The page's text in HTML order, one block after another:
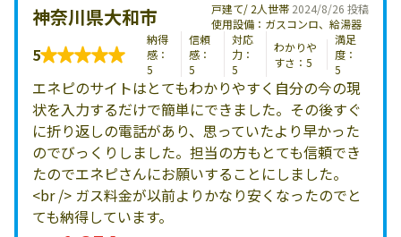
2024/8/26 投稿
神奈川県大和市
戸建て/ 2人世帯
使用設備：ガスコンロ、給湯器
5
納得
感：
5
信頼
感：
5
対応
力：
5
わかりや
すさ：5
満足
度：
5
エネピのサイトはとてもわかりやすく自分の今の現
状を入力するだけで簡単にできました。その後すぐ
に折り返しの電話があり、思っていたより早かった
のでびっくりしました。担当の方もとても信頼でき
たのでエネピさんにお願いすることにしました。
<br /> ガス料金が以前よりかなり安くなったのでと
ても納得しています。